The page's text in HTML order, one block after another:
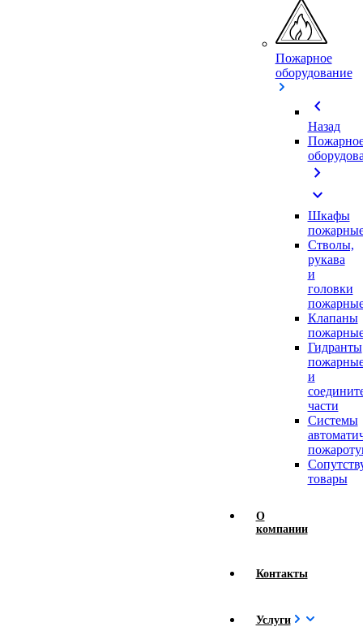
Пожарное
оборудование
chevron_left
Назад
chevron_right
expand_more
Шкафы
Стволы,
рукава
и
головки
Клапаны
Гидранты
и
части
Системы
товары
О
компании
Контакты
Услуги